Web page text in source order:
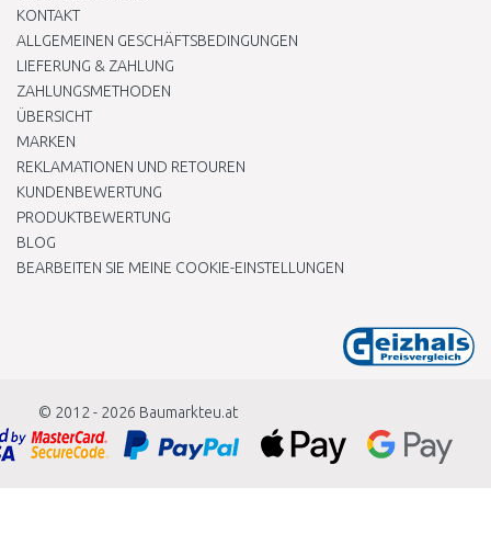
KONTAKT
ALLGEMEINEN GESCHÄFTSBEDINGUNGEN
LIEFERUNG & ZAHLUNG
ZAHLUNGSMETHODEN
ÜBERSICHT
MARKEN
REKLAMATIONEN UND RETOUREN
KUNDENBEWERTUNG
PRODUKTBEWERTUNG
BLOG
BEARBEITEN SIE MEINE COOKIE-EINSTELLUNGEN
© 2012 - 2026 Baumarkteu.at